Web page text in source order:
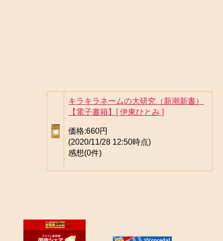
キラキラネームの大研究（新潮新書）
【電子書籍】[ 伊東ひとみ ]
価格:660円
(2020/11/28 12:50時点)
感想(0件)